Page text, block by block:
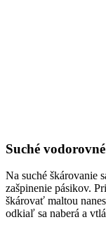
Suché
Na suché škárovanie
zašpinenie pásikov.
škárovať maltou
odkiaľ sa naberá a